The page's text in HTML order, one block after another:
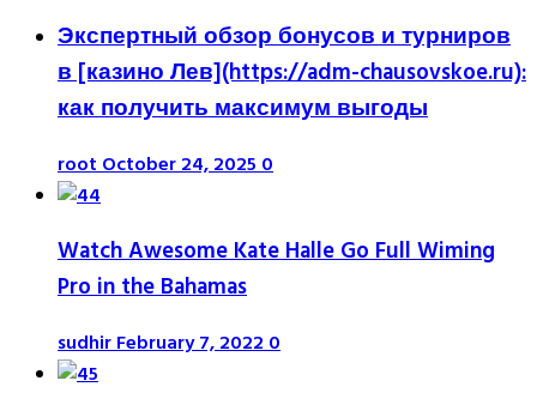
Экспертный обзор бонусов и турниров
в [казино Лев](https://adm-chausovskoe.ru):
как получить максимум выгоды
rootOctober 24, 20250
Watch Awesome Kate Halle Go Full Wiming
Pro in the Bahamas
sudhirFebruary 7, 20220